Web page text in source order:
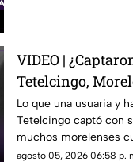
VIDEO |
Tetelcingo,
lamentos en
estremecen las
Lo que una usuaria y
Tetelcingo captó con
muchos morelenses
que se han contado
agosto 05, 2026 06:58 p.